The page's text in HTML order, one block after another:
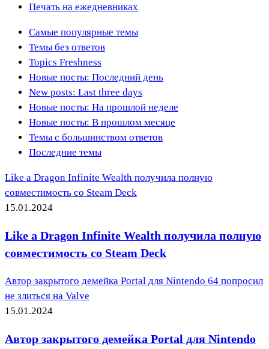
Печать на ежедневниках
Самые популярные темы
Темы без ответов
Topics Freshness
Новые посты: Последний день
New posts: Last three days
Новые посты: На прошлой неделе
Новые посты: В прошлом месяце
Темы с большинством ответов
Последние темы
Like a Dragon Infinite Wealth получила полную
совместимость со Steam Deck
15.01.2024
Like a Dragon Infinite Wealth получила полную
совместимость со Steam Deck
Автор закрытого демейка Portal для Nintendo 64 попросил
не злиться на Valve
15.01.2024
Автор закрытого демейка Portal для Nintendo